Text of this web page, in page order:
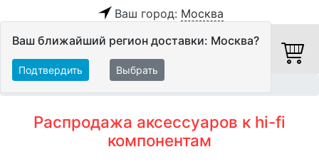
Ваш город: Москва
Ваш ближайший регион доставки: Москва?
Подтвердить Выбрать
Распродажа аксессуаров к hi-fi
компонентам